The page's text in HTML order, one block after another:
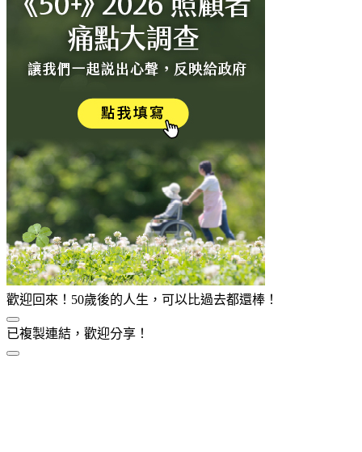
歡迎回來！50歲後的人生，可以比過去都還棒！
已複製連結，歡迎分享！